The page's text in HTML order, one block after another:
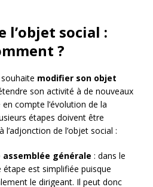
l’objet social :
?
souhaite modifier son objet
son activité à de nouveaux
compte l’évolution de la
étapes doivent être
de l’objet social :
assemblée générale : dans le
étape est simplifiée puisque
le dirigeant. Il peut donc